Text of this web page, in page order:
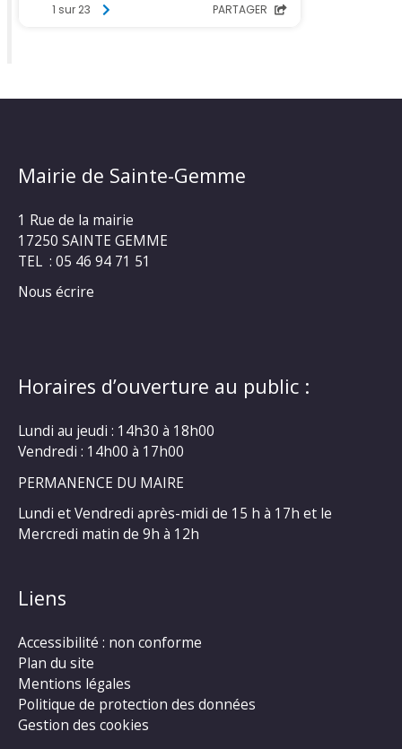
Mairie de Sainte-Gemme
1 Rue de la mairie
17250 SAINTE GEMME
TEL : 05 46 94 71 51
Nous écrire
Horaires d’ouverture au public :
Lundi au jeudi : 14h30 à 18h00
Vendredi : 14h00 à 17h00
PERMANENCE DU MAIRE
Lundi et Vendredi après-midi de 15 h à 17h et le
Mercredi matin de 9h à 12h
Liens
Accessibilité : non conforme
Plan du site
Mentions légales
Politique de protection des données
Gestion des cookies